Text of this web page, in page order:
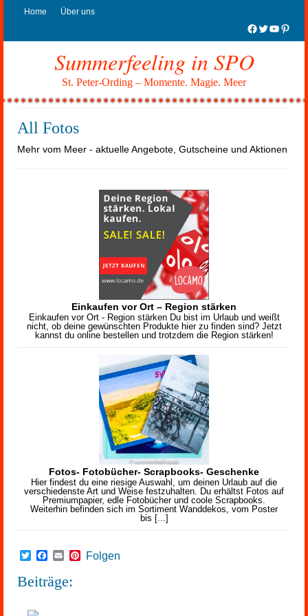
Home Über uns
Facebook
Twitter
Summerfeeling in SPO
St. Peter-Ording – Momente. Magie. Meer
All Fotos
Mehr vom Meer - aktuelle Angebote, Gutscheine und Aktionen
Einkaufen vor Ort – Region stärken
Einkaufen vor Ort - Region stärken Du bist im Urlaub und weißt
nicht, ob deine gewünschten Produkte hier zu finden sind? Jetzt
kannst du online bestellen und trotzdem die Region stärken!
Fotos- Fotobücher- Scrapbooks- Geschenke
Hier findest du eine riesige Auswahl, um deinen Urlaub auf die
verschiedenste Art und Weise festzuhalten. Du erhältst Fotos auf
Premiumpapier, edle Fotobücher und coole Scrapbooks.
Weiterhin befinden sich im Sortiment Wanddekos, vom Poster
bis [...]
TwitterFacebook
EmailPinterest
Folgen
Beiträge: